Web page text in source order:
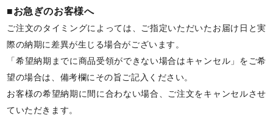
■お急ぎのお客様へ
ご注文のタイミングによっては、ご指定いただいたお届け日と実
際の納期に差異が生じる場合がございます。
「希望納期までに商品受領ができない場合はキャンセル」をご希
望の場合は、備考欄にその旨ご記入ください。
お客様の希望納期に間に合わない場合、ご注文をキャンセルさせ
ていただきます。